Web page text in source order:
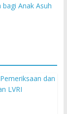
Anak Asuh